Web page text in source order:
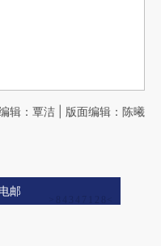
辑：覃洁 | 版面编辑：陈曦
邮